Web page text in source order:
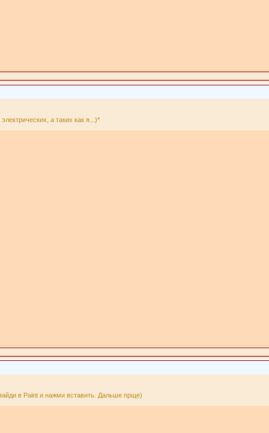
а таких как я...)*
зайди в Paint и нажми вставить. Дальше прще)